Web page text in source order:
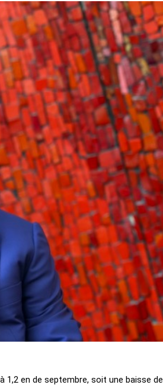
1,2 en de septembre, soit une baisse de